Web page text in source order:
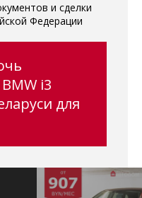
и сделки
Федерации
i3
для